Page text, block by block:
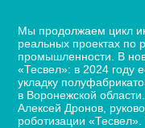
Мы продолжаем цикл
реальных проектах по
промышленности. В
«Тесвел»: в 2024 году
укладку
в Воронежской
Алексей Дронов,
роботизации «Тесвел».